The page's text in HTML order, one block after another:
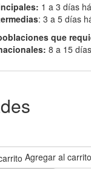
1 a 3 días
: 3 a 5 días
que
8 a 15
Agregar al carrito